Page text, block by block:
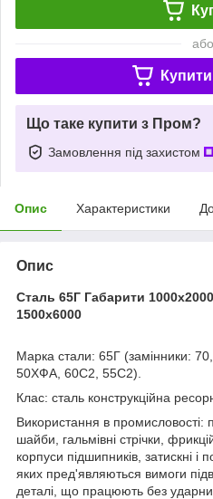
або
Що таке купити з Пром?
Замовлення під захистом
Опис Характеристики
Опис
Сталь 65Г Габарити
1500х6000
Марка стали: 65Г (замінники:
50ХФА, 60С2, 55С2).
Клас: сталь конструкційна
Використання в промисловості:
шайби, гальмівні стрічки,
корпуси підшипників, затискні і
яких пред'являються вимоги
деталі, що працюють без